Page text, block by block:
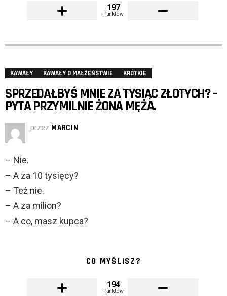
197
Punktów
KAWAŁY KAWAŁY O MAŁŻEŃSTWIE KRÓTKIE
SPRZEDAŁBYŚ MNIE ZA TYSIĄC ZŁOTYCH? –
PYTA PRZYMILNIE ŻONA MĘŻA.
przez MARCIN
– Nie.
– A za 10 tysięcy?
– Też nie.
– A za milion?
– A co, masz kupca?
CO MYŚLISZ?
194
Punktów